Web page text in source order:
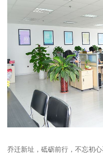
乔迁新址，砥砺前行，不忘初心